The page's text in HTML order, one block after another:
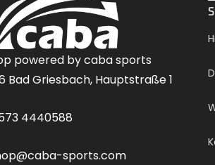
powered by caba sports
Bad Griesbach, Hauptstraße 1
4440588
sports.com